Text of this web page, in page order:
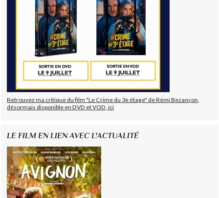
Retrouvez ma critique du film "Le Crime du 3e étage" de Rémi Bezançon,
désormais disponible en DVD et VOD, ici
LE FILM EN LIEN AVEC L'ACTUALITÉ